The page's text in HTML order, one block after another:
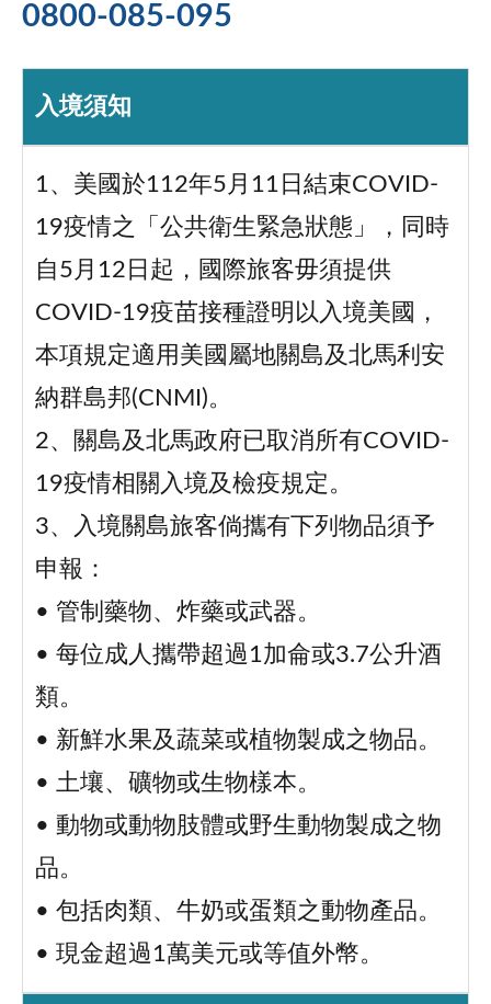
0800-085-095
入境須知
1、美國於112年5月11日結束COVID-
19疫情之「公共衛生緊急狀態」，同時
自5月12日起，國際旅客毋須提供
COVID-19疫苗接種證明以入境美國，
本項規定適用美國屬地關島及北馬利安
納群島邦(CNMI)。
2、關島及北馬政府已取消所有COVID-
19疫情相關入境及檢疫規定。
3、入境關島旅客倘攜有下列物品須予
申報：
• 管制藥物、炸藥或武器。
• 每位成人攜帶超過1加侖或3.7公升酒
類。
• 新鮮水果及蔬菜或植物製成之物品。
• 土壤、礦物或生物樣本。
• 動物或動物肢體或野生動物製成之物
品。
• 包括肉類、牛奶或蛋類之動物產品。
• 現金超過1萬美元或等值外幣。